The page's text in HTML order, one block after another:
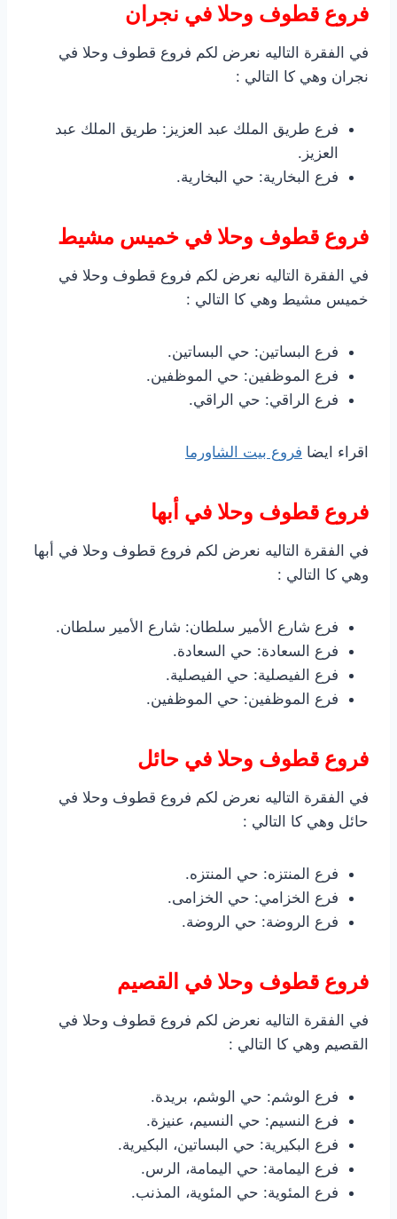
فروع قطوف وحلا في نجران
في الفقرة التاليه نعرض لكم فروع قطوف وحلا في
نجران وهي كا التالي :
فرع طريق الملك عبد العزيز: طريق الملك عبد
العزيز.
فرع البخارية: حي البخارية.
فروع قطوف وحلا في خميس مشيط
في الفقرة التاليه نعرض لكم فروع قطوف وحلا في
خميس مشيط وهي كا التالي :
فرع البساتين: حي البساتين.
فرع الموظفين: حي الموظفين.
فرع الراقي: حي الراقي.
اقراء ايضا فروع بيت الشاورما
فروع قطوف وحلا في أبها
في الفقرة التاليه نعرض لكم فروع قطوف وحلا في أبها
وهي كا التالي :
فرع شارع الأمير سلطان: شارع الأمير سلطان.
فرع السعادة: حي السعادة.
فرع الفيصلية: حي الفيصلية.
فرع الموظفين: حي الموظفين.
فروع قطوف وحلا في حائل
في الفقرة التاليه نعرض لكم فروع قطوف وحلا في
حائل وهي كا التالي :
فرع المنتزه: حي المنتزه.
فرع الخزامي: حي الخزامى.
فرع الروضة: حي الروضة.
فروع قطوف وحلا في القصيم
في الفقرة التاليه نعرض لكم فروع قطوف وحلا في
القصيم وهي كا التالي :
فرع الوشم: حي الوشم، بريدة.
فرع النسيم: حي النسيم، عنيزة.
فرع البكيرية: حي البساتين، البكيرية.
فرع اليمامة: حي اليمامة، الرس.
فرع المئوية: حي المئوية، المذنب.